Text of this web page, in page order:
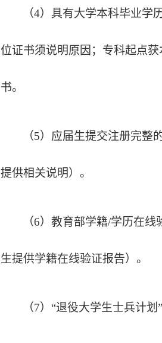
（4）具有大学本科毕业学
位证书须说明原因；专科起点
书。
（5）应届生提交注册完整
提供相关说明）。
（6）教育部学籍/学历在线
生提供学籍在线验证报告）。
（7）“退役大学生士兵计划